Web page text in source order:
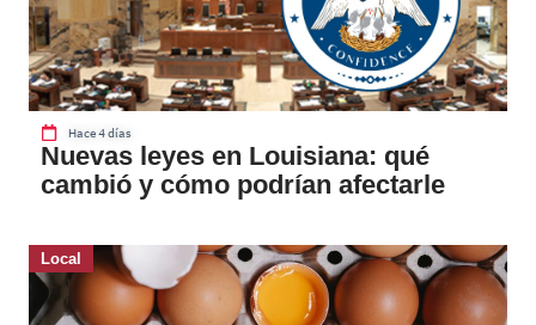
Hace 4 días
Nuevas leyes en Louisiana: qué
cambió y cómo podrían afectarle
Local